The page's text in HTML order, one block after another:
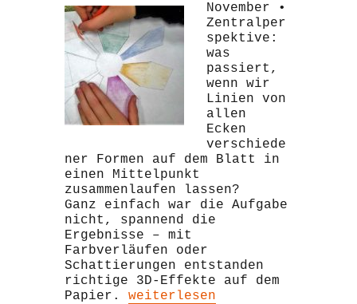
November •
Zentralper
spektive:
was
passiert,
wenn wir
Linien von
allen
Ecken
verschiede
ner Formen auf dem Blatt in
einen Mittelpunkt
zusammenlaufen lassen?
Ganz einfach war die Aufgabe
nicht, spannend die
Ergebnisse – mit
Farbverläufen oder
Schattierungen entstanden
richtige 3D-Effekte auf dem
Papier. „Perspektive“
weiterlesen